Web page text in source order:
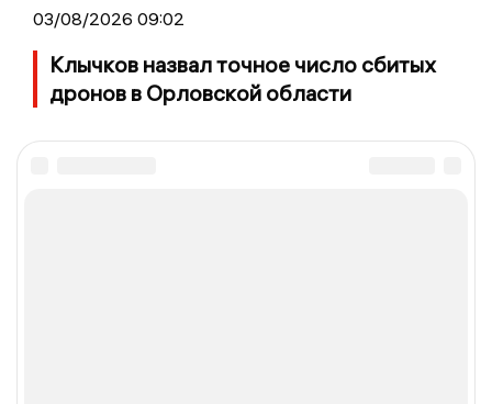
03/08/2026 09:02
Клычков назвал точное число сбитых
дронов в Орловской области